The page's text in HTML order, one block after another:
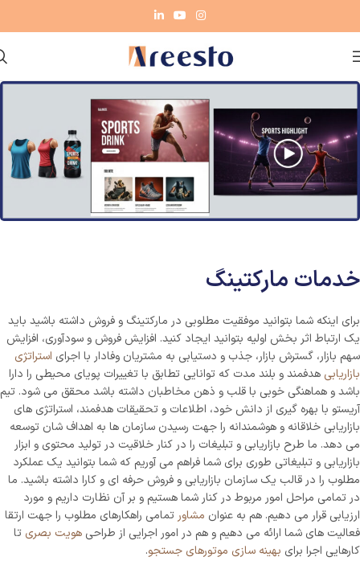
خدمات مارکتینگ
برای اینکه شما بتوانید موفقیت مطلوبی در مارکتینگ و فروش داشته باشید باید
یک ارتباط اثر بخش اولیه بتوانید ایجاد کنید. افزایش فروش و سودآوری، افزایش
سهم بازار، گسترش بازار، جذب و دستیابی به مشتریان وفادار با اجرای استراتژی
بازاریابی هدفمند و بلند مدت که توانایی تطابق با تغییرات پویای محیطی را دارا
باشد و هماهنگی خوبی با قلب و ذهن مخاطبان داشته باشد محقق می شود. تیم
آریستو با بهره گیری از دانش خود، اطلاعات و تحقیقات هدفمند، استراتژی های
بازاریابی خلاقانه و هوشمندانه را جهت رسیدن سازمان ها به اهداف شان توسعه
می دهد. ما طرح بازاریابی و تبلیغات را در کنار خلاقیت در تولید محتوی و ابزار
بازاریابی و تبلیغاتی طوری برای شما فراهم می آوریم که شما بتوانید یک عملکرد
مطلوب را در قالب یک سازمان بازاریابی و فروش حرفه ای و کارا داشته باشید. ما
در تمامی مراحل امور مربوط در کنار شما هستیم و بر آن نظارت داریم و مورد
ارزیابی قرار می دهیم. هم به عنوان مشاورتمامی راهکارهای مطلوب را جهت ارتقا
فعالیت های شما ارائه می دهیم و هم در امور اجرایی از طراحی هویت بصری تا
کارهایی اجرا برای بهینه سازی موتورهای جستجو.